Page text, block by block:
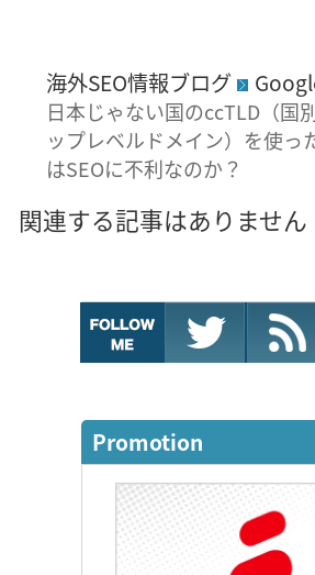
海外SEO情報ブログ
日本じゃない国のccTLD（国
ップレベルドメイン）を使っ
はSEOに不利なのか？
関連する記事はありません
Promotion